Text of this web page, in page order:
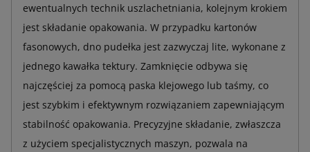
ewentualnych technik uszlachetniania, kolejnym krokiem
jest składanie opakowania. W przypadku kartonów
fasonowych, dno pudełka jest zazwyczaj lite, wykonane z
jednego kawałka tektury. Zamknięcie odbywa się
najczęściej za pomocą paska klejowego lub taśmy, co
jest szybkim i efektywnym rozwiązaniem zapewniającym
stabilność opakowania. Precyzyjne składanie, zwłaszcza
z użyciem specjalistycznych maszyn, pozwala na